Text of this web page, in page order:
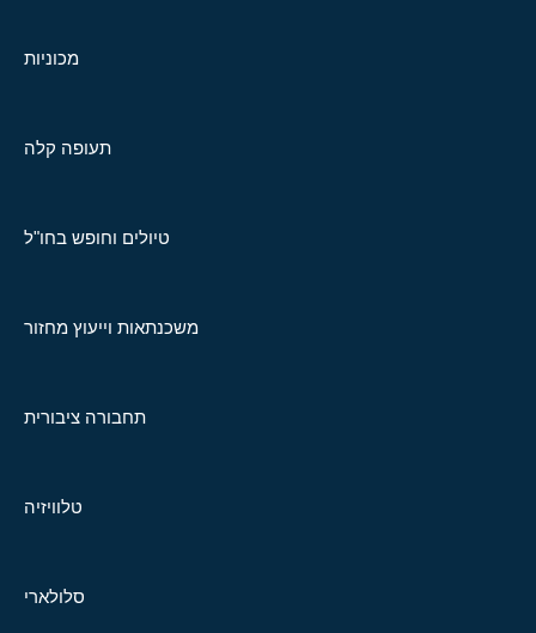
מכוניות
תעופה קלה
טיולים וחופש בחו"ל
משכנתאות וייעוץ מחזור
תחבורה ציבורית
טלוויזיה
סלולארי